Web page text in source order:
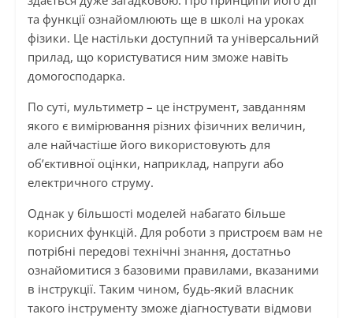
та функції ознайомлюють ще в школі на уроках
фізики. Це настільки доступний та універсальний
прилад, що користуватися ним зможе навіть
домогосподарка.
По суті, мультиметр – це інструмент, завданням
якого є вимірювання різних фізичних величин,
але найчастіше його використовують для
об’єктивної оцінки, наприклад, напруги або
електричного струму.
Однак у більшості моделей набагато більше
корисних функцій. Для роботи з пристроєм вам не
потрібні передові технічні знання, достатньо
ознайомитися з базовими правилами, вказаними
в інструкції. Таким чином, будь-який власник
такого інструменту зможе діагностувати відмови